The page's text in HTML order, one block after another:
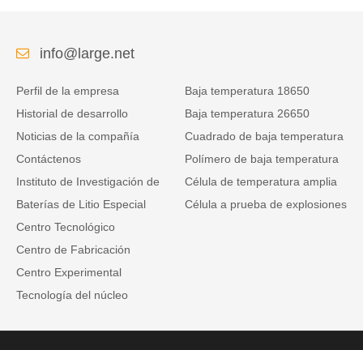
info@large.net
Perfil de la empresa
Historial de desarrollo
Noticias de la compañía
Contáctenos
Instituto de Investigación de
Baterías de Litio Especial
Centro Tecnológico
Centro de Fabricación
Centro Experimental
Tecnología del núcleo
Baja temperatura 18650
Baja temperatura 26650
Cuadrado de baja temperatura
Polímero de baja temperatura
Célula de temperatura amplia
Célula a prueba de explosiones